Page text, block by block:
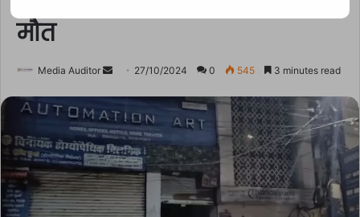
मौत
Media Auditor
Send
email
27/10/2024 0 545 3 minutes read